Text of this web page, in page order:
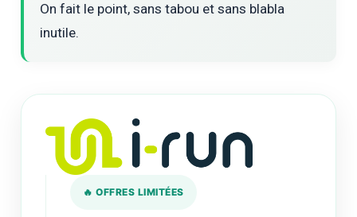
On fait le point, sans tabou et sans blabla
inutile.
🔥 OFFRES LIMITÉES